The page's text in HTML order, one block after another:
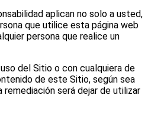
aplican no solo a usted,
que utilice esta página web
persona que realice un
del Sitio o con cualquiera de
de este Sitio, según sea
remediación será dejar de utilizar